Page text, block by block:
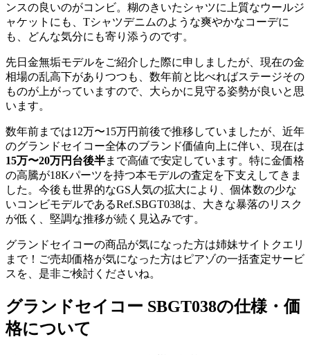
ンスの良いのがコンビ。糊のきいたシャツに上質なウールジ
ャケットにも、Tシャツデニムのような爽やかなコーデに
も、どんな気分にも寄り添うのです。
先日金無垢モデルをご紹介した際に申しましたが、現在の金
相場の乱高下がありつつも、数年前と比べればステージその
ものが上がっていますので、大らかに見守る姿勢が良いと思
います。
数年前までは12万〜15万円前後で推移していましたが、近年
のグランドセイコー全体のブランド価値向上に伴い、現在は
15万〜20万円台後半まで高値で安定しています。特に金価格
の高騰が18Kパーツを持つ本モデルの査定を下支えしてきま
した。今後も世界的なGS人気の拡大により、個体数の少な
いコンビモデルであるRef.SBGT038は、大きな暴落のリスク
が低く、堅調な推移が続く見込みです。
グランドセイコーの商品が気になった方は姉妹サイトクエリ
まで！ご売却価格が気になった方はピアゾの一括査定サービ
スを、是非ご検討くださいね。
グランドセイコー SBGT038の仕様・価
格について